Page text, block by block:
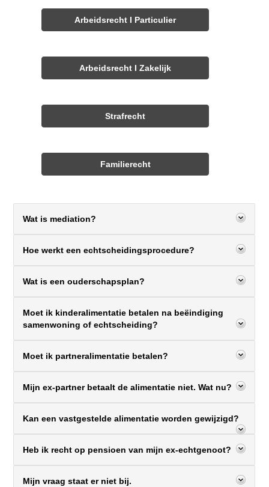
Arbeidsrecht I Particulier
Arbeidsrecht I Zakelijk
Strafrecht
Familierecht
Wat is mediation?
Hoe werkt een echtscheidingsprocedure?
Wat is een ouderschapsplan?
Moet ik kinderalimentatie betalen na beëindiging
samenwoning of echtscheiding?
Moet ik partneralimentatie betalen?
Mijn ex-partner betaalt de alimentatie niet. Wat nu?
Kan een vastgestelde alimentatie worden gewijzigd?
Heb ik recht op pensioen van mijn ex-echtgenoot?
Mijn vraag staat er niet bij.